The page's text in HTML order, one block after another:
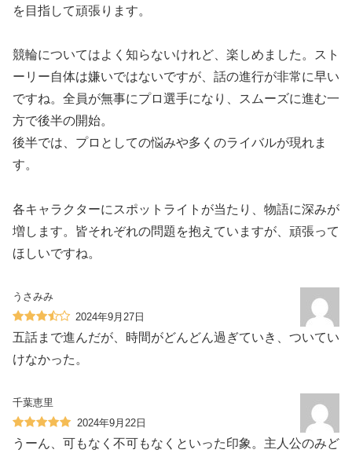
を目指して頑張ります。
競輪についてはよく知らないけれど、楽しめました。スト
ーリー自体は嫌いではないですが、話の進行が非常に早い
ですね。全員が無事にプロ選手になり、スムーズに進む一
方で後半の開始。
後半では、プロとしての悩みや多くのライバルが現れま
す。
各キャラクターにスポットライトが当たり、物語に深みが
増します。皆それぞれの問題を抱えていますが、頑張って
ほしいですね。
うさみみ
2024年9月27日
五話まで進んだが、時間がどんどん過ぎていき、ついてい
けなかった。
千葉恵里
2024年9月22日
うーん、可もなく不可もなくといった印象。主人公のみど